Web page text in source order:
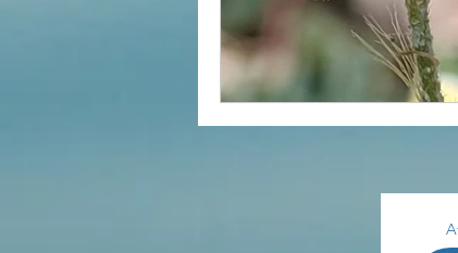
Les lois universelles